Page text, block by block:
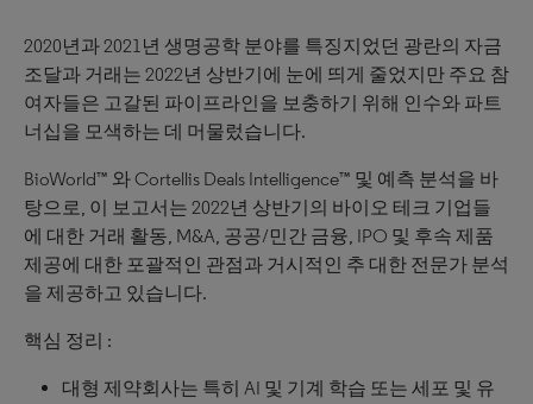
2020년과 2021년 생명공학 분야를 특징지었던 광란의 자금
조달과 거래는 2022년 상반기에 눈에 띄게 줄었지만 주요 참
여자들은 고갈된 파이프라인을 보충하기 위해 인수와 파트
너십을 모색하는 데 머물렀습니다.
BioWorld™ 와 Cortellis Deals Intelligence™ 및 예측 분석을 바
탕으로, 이 보고서는 2022년 상반기의 바이오 테크 기업들
에 대한 거래 활동, M&A, 공공/민간 금융, IPO 및 후속 제품
제공에 대한 포괄적인 관점과 거시적인 추 대한 전문가 분석
을 제공하고 있습니다.
핵심 정리 :
대형 제약회사는 특히 AI 및 기계 학습 또는 세포 및 유